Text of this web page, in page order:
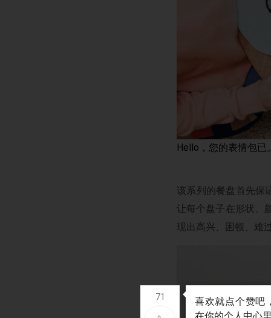
71
Hello，您的表情包已
该系列的餐盘首先保
让每个盘子在形状、
现出高兴、困顿、难